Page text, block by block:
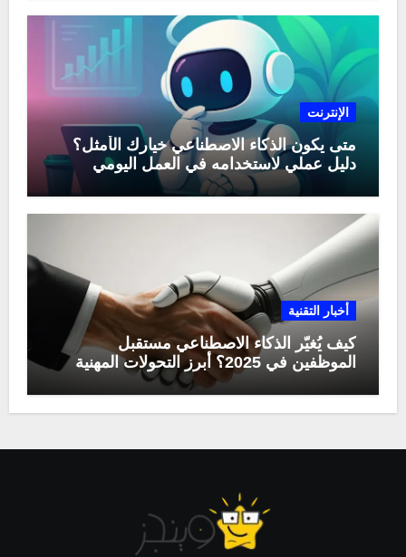
الإنترنت
متى يكون الذكاء الاصطناعي خيارك الأمثل؟
دليل عملي لاستخدامه في العمل اليومي
أخبار التقنية
كيف يُغيّر الذكاء الاصطناعي مستقبل
الموظفين في 2025؟ أبرز التحولات المهنية